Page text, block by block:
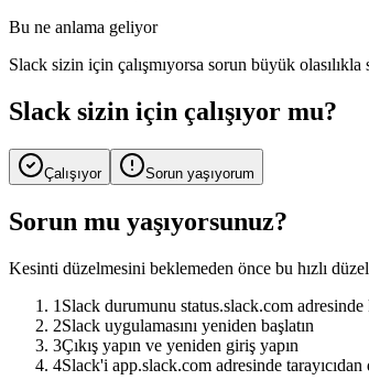
Bu ne anlama geliyor
Slack sizin için çalışmıyorsa sorun büyük
Slack sizin için çalışıyor mu?
Çalışıyor Sorun yaşıyorum
Sorun mu yaşıyorsunuz?
Kesinti düzelmesini beklemeden önce bu hızlı
1 Slack durumunu status.slack.com
2Slack uygulamasını yeniden başlatın
3Çıkış yapın ve yeniden giriş yapın
4Slack'i app.slack.com adresinde tarayıcıdan